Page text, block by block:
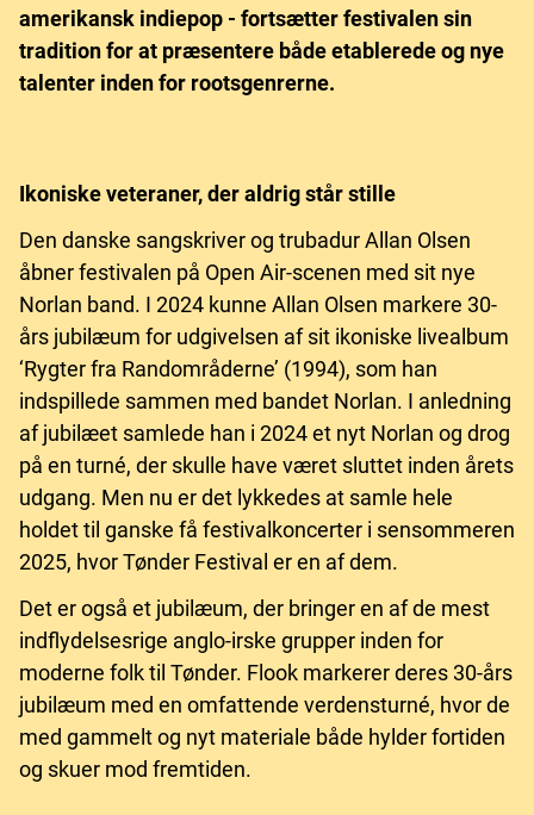
amerikansk indiepop - fortsætter festivalen sin
tradition for at præsentere både etablerede og nye
talenter inden for rootsgenrerne.
Ikoniske veteraner, der aldrig står stille
Den danske sangskriver og trubadur Allan Olsen
åbner festivalen på Open Air-scenen med sit nye
Norlan band. I 2024 kunne Allan Olsen markere 30-
års jubilæum for udgivelsen af sit ikoniske livealbum
‘Rygter fra Randområderne’ (1994), som han
indspillede sammen med bandet Norlan. I anledning
af jubilæet samlede han i 2024 et nyt Norlan og drog
på en turné, der skulle have været sluttet inden årets
udgang. Men nu er det lykkedes at samle hele
holdet til ganske få festivalkoncerter i sensommeren
2025, hvor Tønder Festival er en af dem.
Det er også et jubilæum, der bringer en af de mest
indflydelsesrige anglo-irske grupper inden for
moderne folk til Tønder. Flook markerer deres 30-års
jubilæum med en omfattende verdensturné, hvor de
med gammelt og nyt materiale både hylder fortiden
og skuer mod fremtiden.